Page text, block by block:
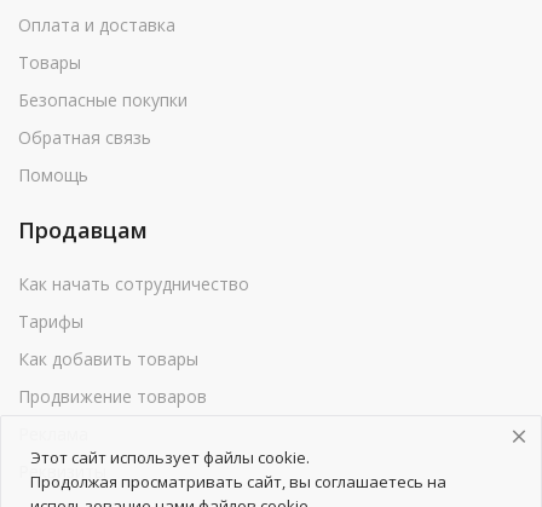
Оплата и доставка
Товары
Безопасные покупки
Обратная связь
Помощь
Продавцам
Как начать сотрудничество
Тарифы
Как добавить товары
Продвижение товаров
Реквизиты
Этот сайт использует файлы cookie.
Продолжая просматривать сайт, вы соглашаетесь на